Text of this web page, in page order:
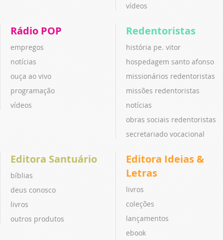
vídeos
Rádio POP
empregos
notícias
ouça ao vivo
programação
vídeos
Redentoristas
história pe. vitor
hospedagem santo afonso
missionários redentoristas
missões redentoristas
notícias
obras sociais redentoristas
secretariado vocacional
Editora Santuário
bíblias
deus conosco
livros
outros produtos
Editora Ideias &
Letras
livros
coleções
lançamentos
ebook